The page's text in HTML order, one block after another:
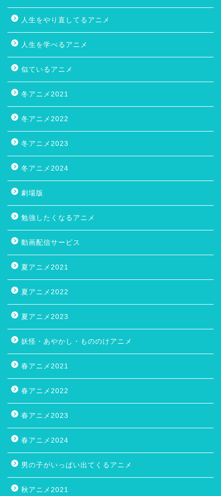
人生をやり直してるアニメ
人生を学べるアニメ
似ているアニメ
冬アニメ2021
冬アニメ2022
冬アニメ2023
冬アニメ2024
劇場版
勉強したくなるアニメ
動画配信サービス
夏アニメ2021
夏アニメ2022
夏アニメ2023
妖怪・あやかし・もののけアニメ
春アニメ2021
春アニメ2022
春アニメ2023
春アニメ2024
男の子がいっぱい出てくるアニメ
秋アニメ2021